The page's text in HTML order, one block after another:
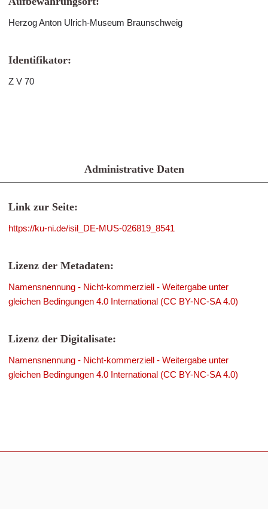
Herzog Anton Ulrich-Museum Braunschweig
Identifikator:
Z V 70
Administrative Daten
Link zur Seite:
https://ku-ni.de/isil_DE-MUS-026819_8541
Lizenz der Metadaten:
Namensnennung - Nicht-kommerziell - Weitergabe unter
gleichen Bedingungen 4.0 International (CC BY-NC-SA 4.0)
Lizenz der Digitalisate:
Namensnennung - Nicht-kommerziell - Weitergabe unter
gleichen Bedingungen 4.0 International (CC BY-NC-SA 4.0)